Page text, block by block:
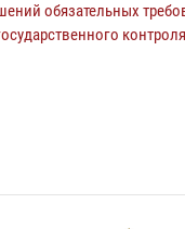
обязательных